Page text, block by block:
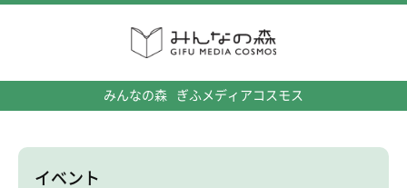
みんなの森 ぎふメディアコスモス
イベント